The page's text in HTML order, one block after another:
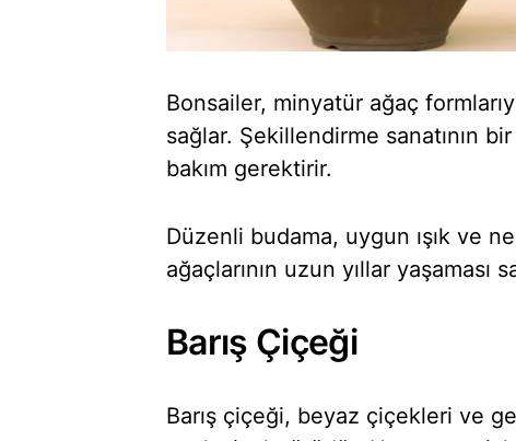
Bonsailer, minyatür ağaç
sağlar. Şekillendirme sanatının
bakım gerektirir.
Düzenli budama, uygun ışık ve
ağaçlarının uzun yıllar yaşaması
Barış Çiçeği
Barış çiçeği, beyaz çiçekleri ve